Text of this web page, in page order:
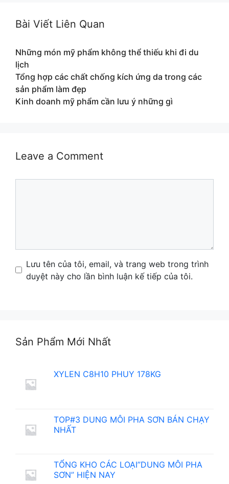
Bài Viết Liên Quan
Những món mỹ phẩm không thể thiếu khi đi du
lịch
Tổng hợp các chất chống kích ứng da trong các
sản phẩm làm đẹp
Kinh doanh mỹ phẩm cần lưu ý những gì
Leave a Comment
Name
Email
Website
Lưu tên của tôi, email, và trang web trong trình
duyệt này cho lần bình luận kế tiếp của tôi.
Sản Phẩm Mới Nhất
XYLEN C8H10 PHUY 178KG
TOP#3 DUNG MÔI PHA SƠN BÁN CHẠY
NHẤT
TỔNG KHO CÁC LOẠI”DUNG MÔI PHA
SƠN” HIỆN NAY